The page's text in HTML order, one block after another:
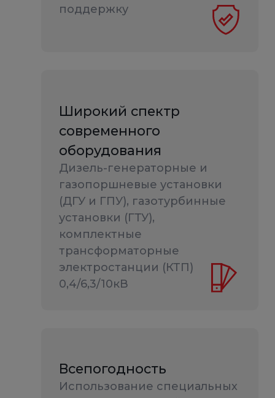
поддержку
Широкий спектр
современного
оборудования
Дизель-генераторные и
газопоршневые установки
(ДГУ и ГПУ), газотурбинные
установки (ГТУ),
комплектные
трансформаторные
электростанции (КТП)
0,4/6,3/10кВ
Всепогодность
Использование специальных